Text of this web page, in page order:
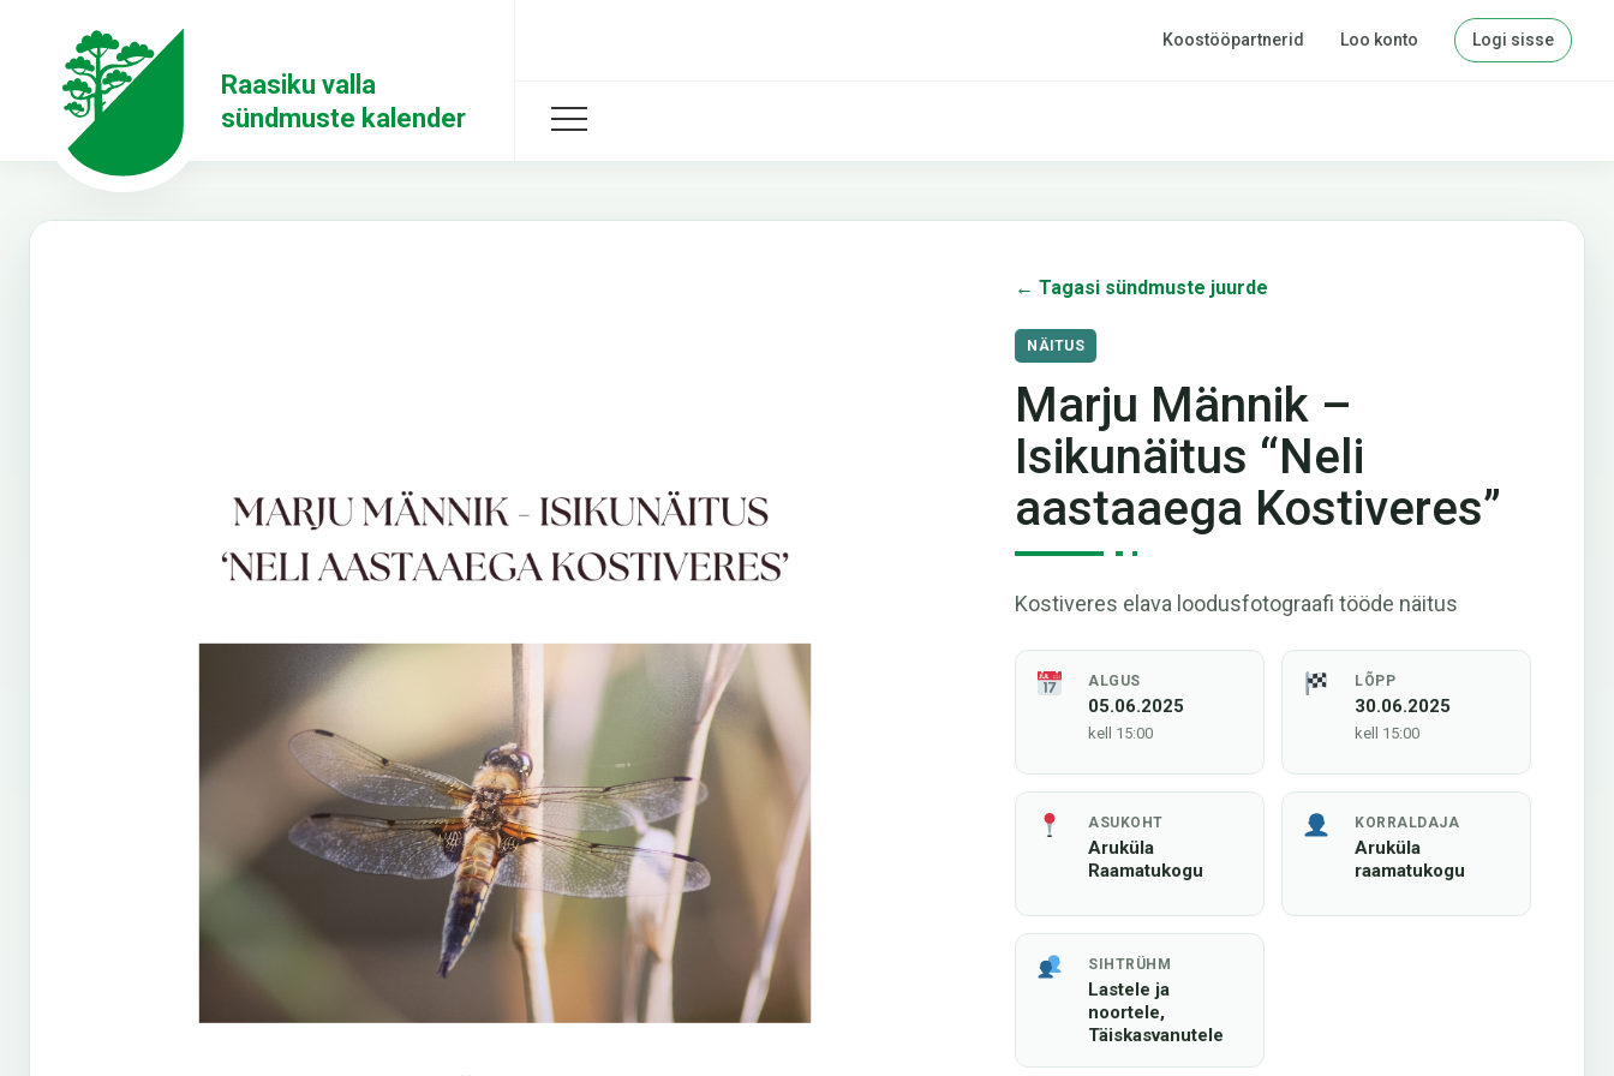
Raasiku valla
sündmuste kalender
Koostööpartnerid Loo konto Logi sisse
← Tagasi sündmuste juurde
NÄITUS
Marju Männik –
Isikunäitus “Neli
aastaaega Kostiveres”
Kostiveres elava loodusfotograafi tööde näitus
ALGUS
05.06.2025
kell 15:00
LÕPP
30.06.2025
kell 15:00
ASUKOHT
Aruküla
Raamatukogu
KORRALDAJA
Aruküla
raamatukogu
SIHTRÜHM
Lastele ja
noortele,
Täiskasvanutele